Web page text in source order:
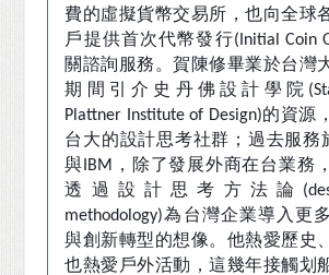
費的虛擬貨幣交易所，也向全球
戶提供首次代幣發行(Initial Coin
關諮詢服務。賀陳修畢業於台灣
期間引介史丹佛設計學院
Plattner Institute of Design)的資源
台大的設計思考社群；過去服務
與 IBM
，除了發展外商在台業務
透過設計思考方法論
methodology)為台灣企業導入更
與創新轉型的想像。他熱愛歷史
也熱愛戶外活動，這幾年接觸划